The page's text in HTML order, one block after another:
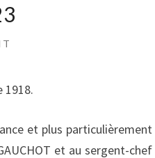
1918.
et plus particulièrement
et au sergent-chef